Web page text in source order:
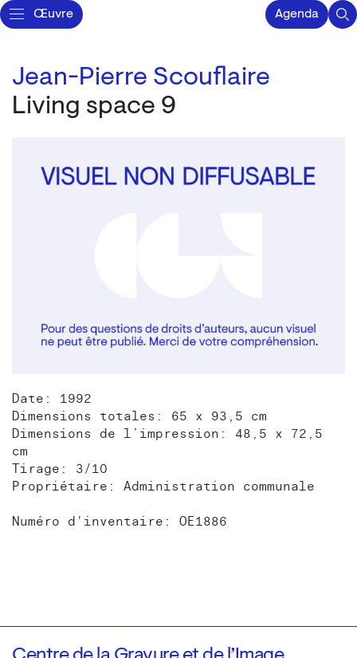
Œuvre Agenda
Jean-Pierre Scouflaire
Living space 9
Date: 1992
Dimensions totales: 65 x 93,5 cm
Dimensions de l’impression: 48,5 x 72,5
cm
Tirage: 3/10
Propriétaire: Administration communale
Numéro d'inventaire: OE1886